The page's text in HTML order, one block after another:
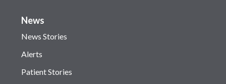
News
News Stories
Alerts
Patient Stories